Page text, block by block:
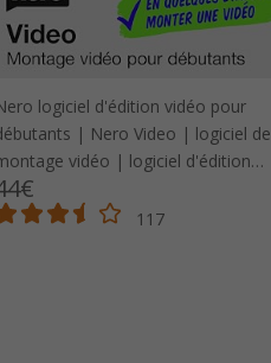
logiciel d'édition vidéo pour
| Nero Video | logiciel de
vidéo | logiciel d'édition
windows 11/10/877
117